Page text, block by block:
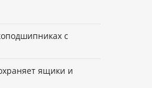
с
ящики и